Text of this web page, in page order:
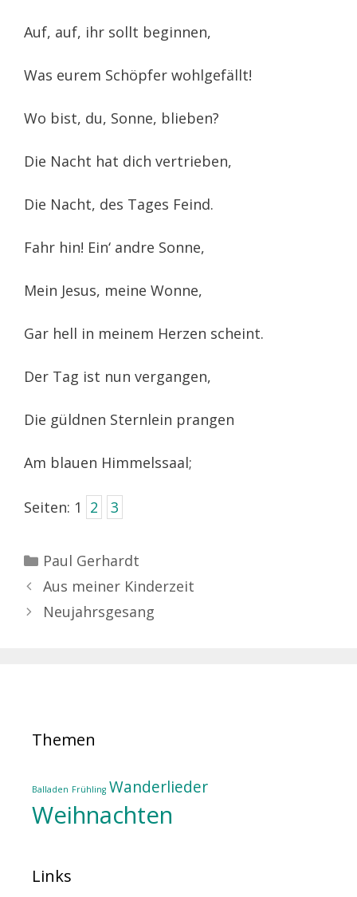
Auf, auf, ihr sollt beginnen,
Was eurem Schöpfer wohlgefällt!
Wo bist, du, Sonne, blieben?
Die Nacht hat dich vertrieben,
Die Nacht, des Tages Feind.
Fahr hin! Ein‘ andre Sonne,
Mein Jesus, meine Wonne,
Gar hell in meinem Herzen scheint.
Der Tag ist nun vergangen,
Die güldnen Sternlein prangen
Am blauen Himmelssaal;
Seiten: 1 2 3
Kategorien
Paul Gerhardt
Aus meiner Kinderzeit
Neujahrsgesang
Themen
Balladen Frühling Wanderlieder
Weihnachten
Links